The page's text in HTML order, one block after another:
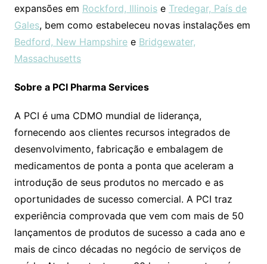
expansões em Rockford, Illinoise Tredegar, País de
Gales, bem como estabeleceu novas instalações em
Bedford, New Hampshiree Bridgewater,
Massachusetts
Sobre a PCI Pharma Services
A PCI é uma CDMO mundial de liderança,
fornecendo aos clientes recursos integrados de
desenvolvimento, fabricação e embalagem de
medicamentos de ponta a ponta que aceleram a
introdução de seus produtos no mercado e as
oportunidades de sucesso comercial. A PCI traz
experiência comprovada que vem com mais de 50
lançamentos de produtos de sucesso a cada ano e
mais de cinco décadas no negócio de serviços de